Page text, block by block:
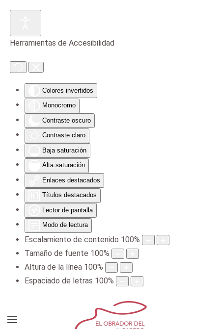
Herramientas de Accesibilidad
Colores invertidos
Monocromo
Contraste oscuro
Contraste claro
Baja saturación
Alta saturación
Enlaces destacados
Títulos destacados
Lector de pantalla
Modo de lectura
Escalamiento de contenido 100%
Tamaño de fuente 100%
Altura de la línea 100%
Espaciado de letras 100%